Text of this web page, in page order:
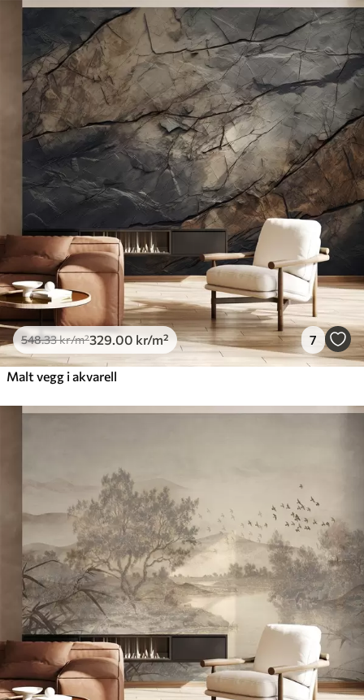
Tilgjengelige materialer
Standard
548.33 329.00kr /m²
Premium
665.00 399.00kr /m²
Premium vinyl
650 .00 /m²
Peel and Stick
925.00 .00 /m²
548.33kr/m²329 .00 kr/m² 7
Malt vegg i akvarell